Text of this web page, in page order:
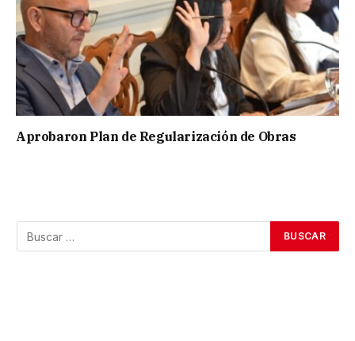
Aprobaron Plan de Regularización de Obras